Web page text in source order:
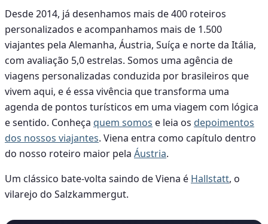
Desde 2014, já desenhamos mais de 400 roteiros
personalizados e acompanhamos mais de 1.500
viajantes pela Alemanha, Áustria, Suíça e norte da Itália,
com avaliação 5,0 estrelas. Somos uma agência de
viagens personalizadas conduzida por brasileiros que
vivem aqui, e é essa vivência que transforma uma
agenda de pontos turísticos em uma viagem com lógica
e sentido. Conheça quem somos e leia os depoimentos
dos nossos viajantes. Viena entra como capítulo dentro
do nosso roteiro maior pela Áustria.
Um clássico bate-volta saindo de Viena é Hallstatt, o
vilarejo do Salzkammergut.